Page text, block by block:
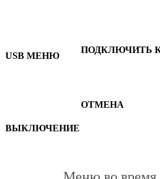
USB МЕНЮ
ПОДКЛЮЧИТЬ
ОТМЕНА
ВЫКЛЮЧЕНИЕ